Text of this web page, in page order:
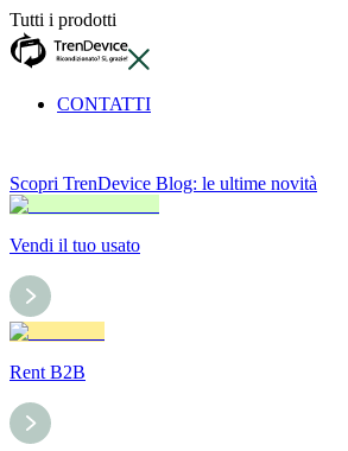
Tutti i prodotti
CONTATTI
Scopri TrenDevice Blog: le ultime novità
Vendi il tuo usato
Rent B2B